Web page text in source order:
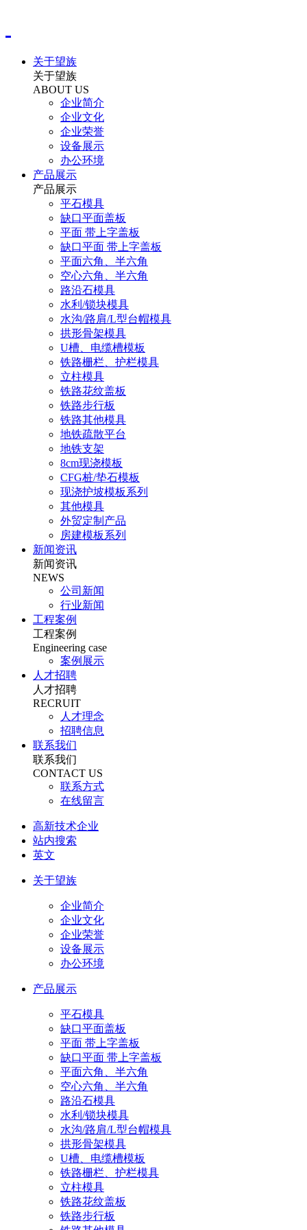
关于望族
关于望族
ABOUT US
企业简介
企业文化
企业荣誉
设备展示
办公环境
产品展示
产品展示
平石模具
缺口平面盖板
平面 带上字盖板
缺口平面 带上字盖板
平面六角、半六角
空心六角、半六角
路沿石模具
水利/锁块模具
水沟/路肩/L型台帽模具
拱形骨架模具
U槽、电缆槽模板
铁路栅栏、护栏模具
立柱模具
铁路花纹盖板
铁路步行板
铁路其他模具
地铁疏散平台
地铁支架
8cm现浇模板
CFG桩/垫石模板
现浇护坡模板系列
其他模具
外贸定制产品
房建模板系列
新闻资讯
新闻资讯
NEWS
公司新闻
行业新闻
工程案例
工程案例
Engineering case
案例展示
人才招聘
人才招聘
RECRUIT
人才理念
招聘信息
联系我们
联系我们
CONTACT US
联系方式
在线留言
高新技术企业
站内搜索
英文
关于望族
企业简介
企业文化
企业荣誉
设备展示
办公环境
产品展示
平石模具
缺口平面盖板
平面 带上字盖板
缺口平面 带上字盖板
平面六角、半六角
空心六角、半六角
路沿石模具
水利/锁块模具
水沟/路肩/L型台帽模具
拱形骨架模具
U槽、电缆槽模板
铁路栅栏、护栏模具
立柱模具
铁路花纹盖板
铁路步行板